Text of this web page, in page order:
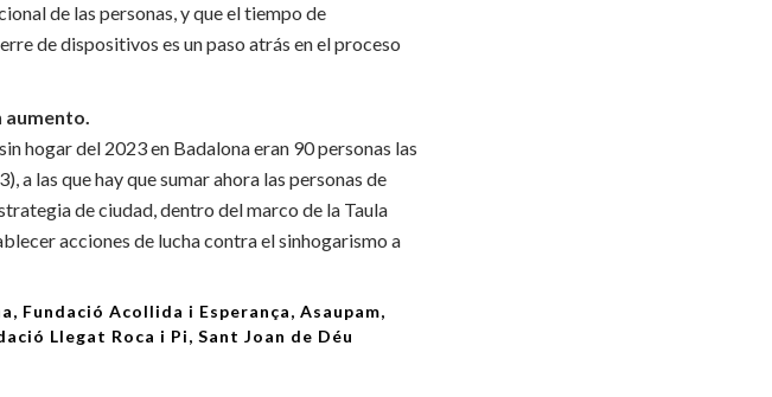
de las personas, y que el tiempo de
de dispositivos es un paso atrás en el proceso
aumento.
hogar del 2023 en Badalona eran 90 personas las
a las que hay que sumar ahora las personas de
de ciudad, dentro del marco de la Taula
acciones de lucha contra el sinhogarismo a
Fundació Acollida i Esperança, Asaupam,
Llegat Roca i Pi, Sant Joan de Déu